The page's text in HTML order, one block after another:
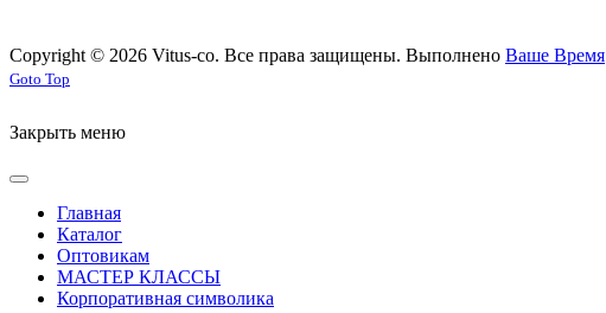
Copyright © 2026 Vitus-co. Все права защищены. Выполнено Ваше Время
Joomla! 3 Templates
Goto Top
Закрыть меню
Главная
Каталог
Оптовикам
МАСТЕР КЛАССЫ
Корпоративная символика